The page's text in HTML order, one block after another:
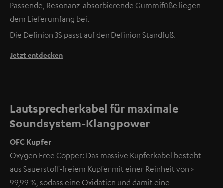
Passende, Resonanz-absorbierende Gummifüße liegen
dem Lieferumfang bei.
Die Definion 3S passt auf den Definion Standfuß.
Jetzt entdecken
Lautsprecherkabel für maximale
Soundsystem-Klangpower
OFC Kupfer
Oxygen Free Copper: Das massive Kupferkabel besteht
aus Sauerstoff-freiem Kupfer mit einer Reinheit von >
99,99 %, sodass eine Oxidation und damit eine